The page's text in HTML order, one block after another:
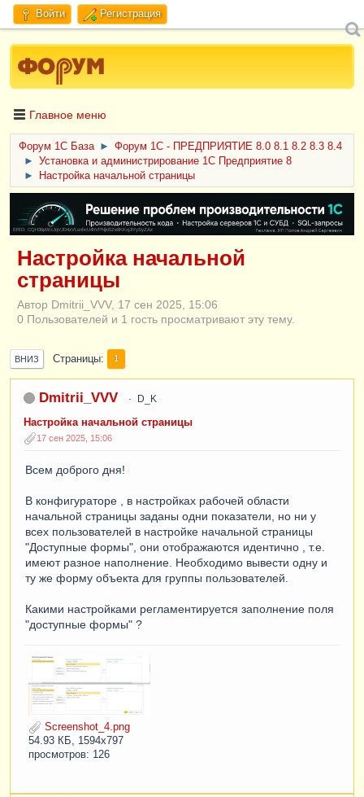
Войти Регистрация
Главное меню
Форум 1C База ►
Форум 1С - ПРЕДПРИЯТИЕ 8.0 8.1 8.2 8.3 8.4
►
Установка и администрирование 1С Предприятие 8
►
Настройка начальной страницы
ERID: CQH36pWzJqVJD4xVLsnhcU4hVPNjkBZe8KKxjJiYySyZAz
Настройка начальной
страницы
Автор Dmitrii_VVV, 17 сен 2025, 15:06
0 Пользователей и 1 гость просматривают эту тему.
ВНИЗ Страницы 1
Dmitrii_VVV D_K
Настройка начальной страницы
17 сен 2025, 15:06
Всем доброго дня!
В конфигураторе , в настройках рабочей области
начальной страницы заданы одни показатели, но ни у
всех пользователей в настройке начальной страницы
"Доступные формы", они отображаются идентично , т.е.
имеют разное наполнение. Необходимо вывести одну и
ту же форму объекта для группы пользователей.
Какими настройками регламентируется заполнение поля
"доступные формы" ?
Screenshot_4.png
54.93 КБ, 1594x797
просмотров: 126